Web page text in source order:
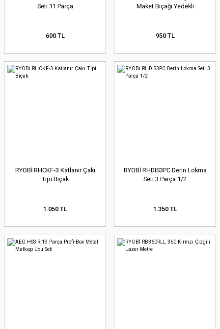
Seti 11 Parça
600 TL
Maket Bıçağı Yedekli
950 TL
RYOBİ RHCKF-3 Katlanır Çakı
Tipi Bıçak
1.050 TL
RYOBİ RHDIS3PC Derin Lokma
Seti 3 Parça 1/2
1.350 TL